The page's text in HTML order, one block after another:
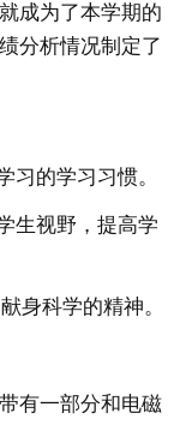
成为了本学期的
分析情况制定了
习的学习习惯。
生视野，提高学
身科学的精神。
有一部分和电磁